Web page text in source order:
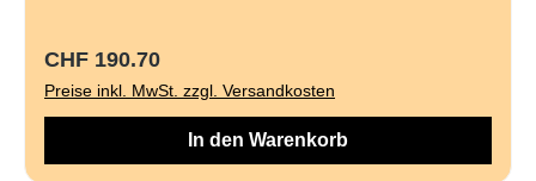
Regulärer Preis:
CHF 190.70
Preise inkl. MwSt. zzgl. Versandkosten
In den Warenkorb